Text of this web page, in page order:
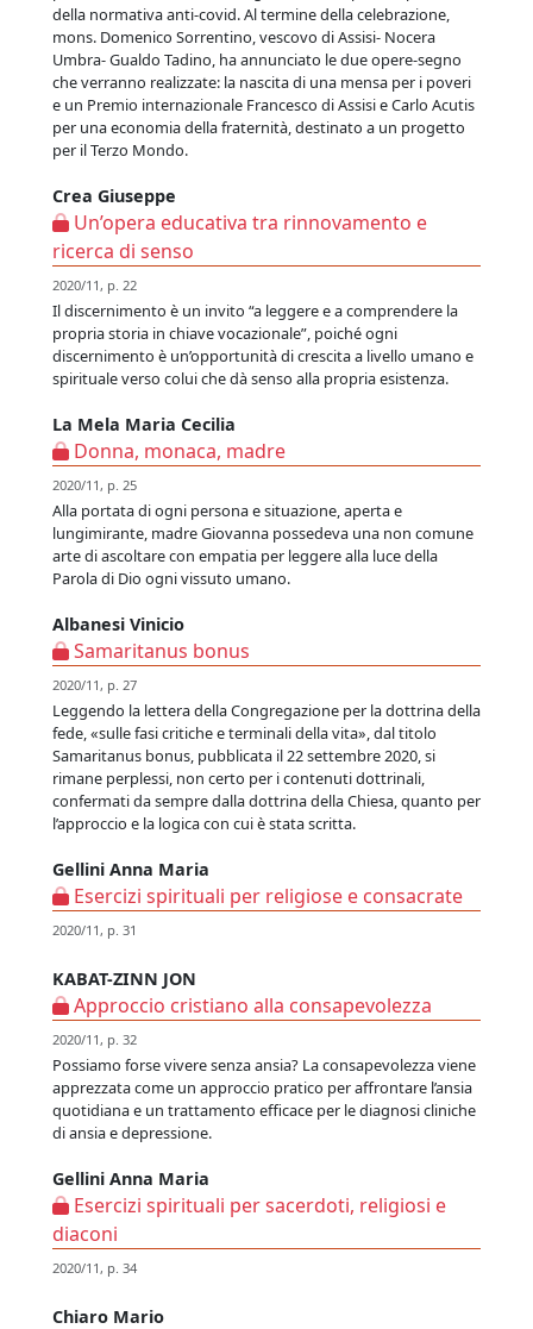
della normativa anti-covid. Al termine della celebrazione,
mons. Domenico Sorrentino, vescovo di Assisi- Nocera
Umbra- Gualdo Tadino, ha annunciato le due opere-segno
che verranno realizzate: la nascita di una mensa per i poveri
e un Premio internazionale Francesco di Assisi e Carlo Acutis
per una economia della fraternità, destinato a un progetto
per il Terzo Mondo.
Crea Giuseppe
Un’opera educativa tra rinnovamento e
ricerca di senso
2020/11, p. 22
Il discernimento è un invito “a leggere e a comprendere la
propria storia in chiave vocazionale”, poiché ogni
discernimento è un’opportunità di crescita a livello umano e
spirituale verso colui che dà senso alla propria esistenza.
La Mela Maria Cecilia
Donna, monaca, madre
2020/11, p. 25
Alla portata di ogni persona e situazione, aperta e
lungimirante, madre Giovanna possedeva una non comune
arte di ascoltare con empatia per leggere alla luce della
Parola di Dio ogni vissuto umano.
Albanesi Vinicio
Samaritanus bonus
2020/11, p. 27
Leggendo la lettera della Congregazione per la dottrina della
fede, «sulle fasi critiche e terminali della vita», dal titolo
Samaritanus bonus, pubblicata il 22 settembre 2020, si
rimane perplessi, non certo per i contenuti dottrinali,
confermati da sempre dalla dottrina della Chiesa, quanto per
l’approccio e la logica con cui è stata scritta.
Gellini Anna Maria
Esercizi spirituali per religiose e consacrate
2020/11, p. 31
KABAT-ZINN JON
Approccio cristiano alla consapevolezza
2020/11, p. 32
Possiamo forse vivere senza ansia? La consapevolezza viene
apprezzata come un approccio pratico per affrontare l’ansia
quotidiana e un trattamento efficace per le diagnosi cliniche
di ansia e depressione.
Gellini Anna Maria
Esercizi spirituali per sacerdoti, religiosi e
diaconi
2020/11, p. 34
Chiaro Mario